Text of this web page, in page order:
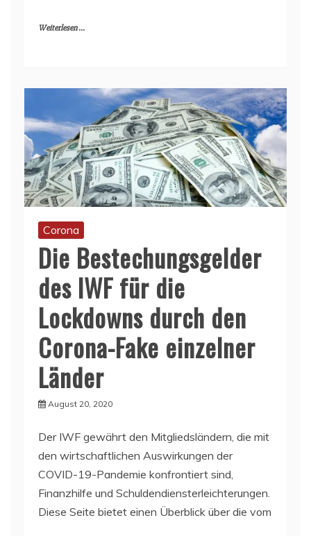
Weiterlesen ...
Corona
Die Bestechungsgelder
des IWF für die
Lockdowns durch den
Corona-Fake einzelner
Länder
August 20, 2020
Der IWF gewährt den Mitgliedsländern, die mit
den wirtschaftlichen Auswirkungen der
COVID-19-Pandemie konfrontiert sind,
Finanzhilfe und Schuldendiensterleichterungen.
Diese Seite bietet einen Überblick über die vom